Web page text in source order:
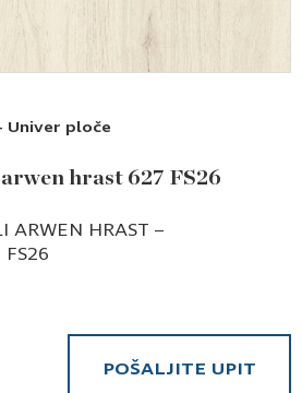
Univer ploče
hrast 627 FS26
ARWEN HRAST –
POŠALJITE UPIT